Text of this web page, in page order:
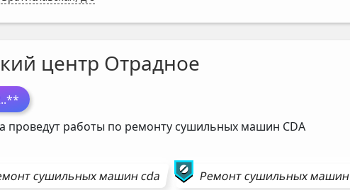
центр Отрадное
..**
проведут работы по ремонту сушильных машин CDA
сушильных машинcda Ремонтсушильных машин